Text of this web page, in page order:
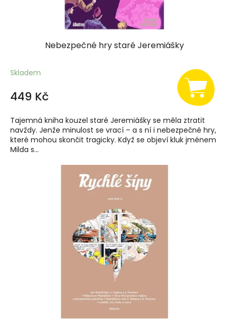
Nebezpečné hry staré Jeremiášky
Skladem
449 Kč
Tajemná kniha kouzel staré Jeremiášky se měla ztratit
navždy. Jenže minulost se vrací – a s ní i nebezpečné hry,
které mohou skončit tragicky. Když se objeví kluk jménem
Milda s...